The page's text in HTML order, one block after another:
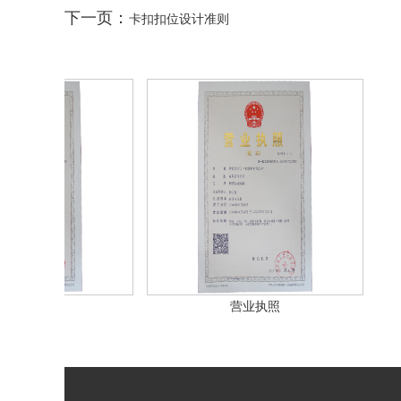
下一页： 卡扣扣位设计准则
营业执照